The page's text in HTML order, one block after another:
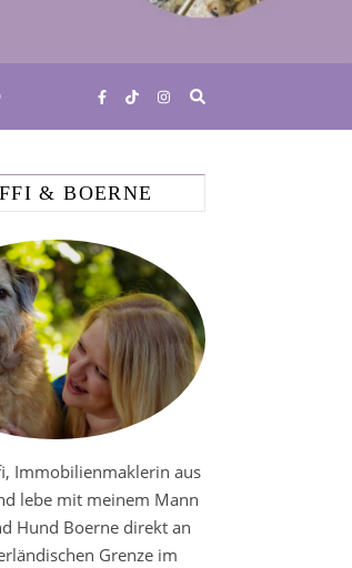
& BOERNE
Immobilienmaklerin aus
lebe mit meinem Mann
Hund Boerne direkt an
Grenze im